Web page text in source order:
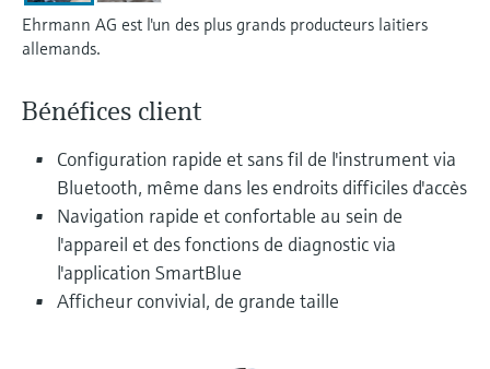
l'application
documentation spécifiques à un produit
Recherche de pièces détachées
Trouvez la bonne pièce de rechange en
tapant la racine/le code du produit et
accédez aux données spécifiques, vues
éclatées et notices de montage des appareils
pour un remplacement/réparation rapide.
Mesure du niveau par barrière à
Voir tous
Analyseurs de dureté, fer, etc.
ondes
Technologie Memosens
Voir tous
décisionnels
Ehrmann AG est l'un des plus grands producteurs laitiers
allemands.
Bénéfices client
Configuration rapide et sans fil de l'instrument via
Bluetooth, même dans les endroits difficiles d'accès
Navigation rapide et confortable au sein de
l'appareil et des fonctions de diagnostic via
l'application SmartBlue
Afficheur convivial, de grande taille